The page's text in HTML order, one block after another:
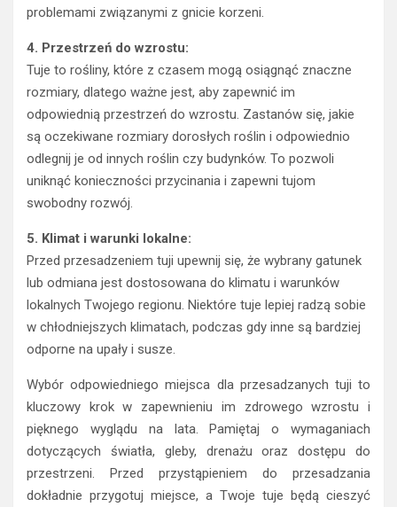
problemami związanymi z gnicie korzeni.
4. Przestrzeń do wzrostu:
Tuje to rośliny, które z czasem mogą osiągnąć znaczne
rozmiary, dlatego ważne jest, aby zapewnić im
odpowiednią przestrzeń do wzrostu. Zastanów się, jakie
są oczekiwane rozmiary dorosłych roślin i odpowiednio
odlegnij je od innych roślin czy budynków. To pozwoli
uniknąć konieczności przycinania i zapewni tujom
swobodny rozwój.
5. Klimat i warunki lokalne:
Przed przesadzeniem tuji upewnij się, że wybrany gatunek
lub odmiana jest dostosowana do klimatu i warunków
lokalnych Twojego regionu. Niektóre tuje lepiej radzą sobie
w chłodniejszych klimatach, podczas gdy inne są bardziej
odporne na upały i susze.
Wybór odpowiedniego miejsca dla przesadzanych tuji to
kluczowy krok w zapewnieniu im zdrowego wzrostu i
pięknego wyglądu na lata. Pamiętaj o wymaganiach
dotyczących światła, gleby, drenażu oraz dostępu do
przestrzeni. Przed przystąpieniem do przesadzania
dokładnie przygotuj miejsce, a Twoje tuje będą cieszyć